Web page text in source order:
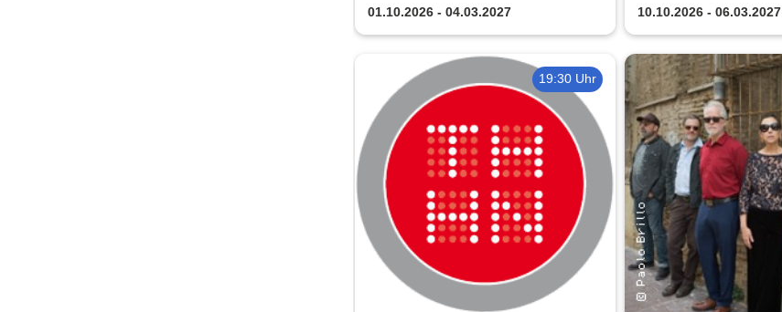
01.10.2026 - 04.03.2027 10.10.2026 - 06.03.2027
19:30 Uhr